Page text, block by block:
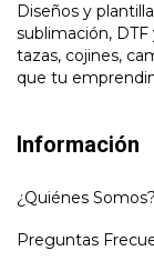
Diseños y
sublimación, DTF
tazas, cojines,
que tu
Información
¿Quiénes Somos?
Preguntas